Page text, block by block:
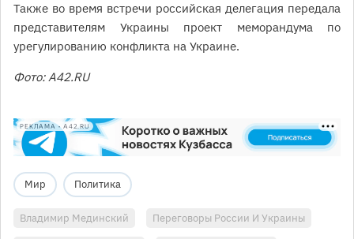
Также во время встречи российская делегация передала
представителям Украины проект меморандума по
урегулированию конфликта на Украине.
Фото: A42.RU
РЕКЛАМА • A42.RU
Мир Политика
Владимир Мединский Переговоры России И Украины